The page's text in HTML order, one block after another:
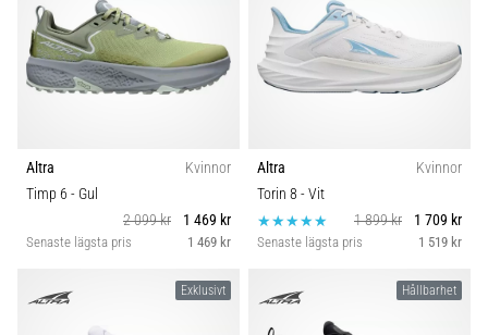
Altra
Kvinnor
Timp 6 - Gul
2 099 kr
1 469 kr
Senaste lägsta pris 1 469 kr
Altra
Kvinnor
Torin 8 - Vit
1 899 kr
1 709 kr
Senaste lägsta pris 1 519 kr
Exklusivt Hållbarhet